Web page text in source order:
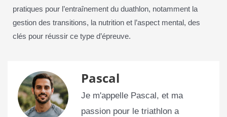
pratiques pour l’entraînement du duathlon, notamment la
gestion des transitions, la nutrition et l’aspect mental, des
clés pour réussir ce type d’épreuve.
Pascal
Je m'appelle Pascal, et ma
passion pour le triathlon a